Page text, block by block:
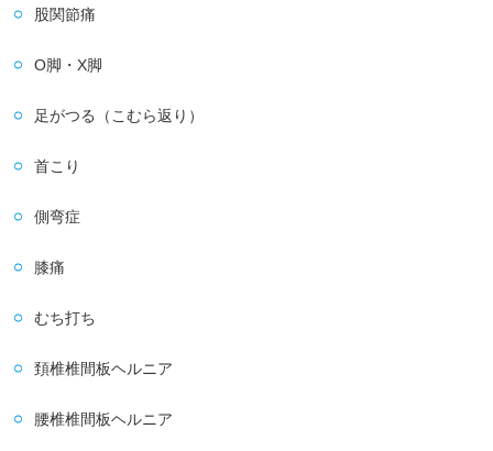
股関節痛
O脚・X脚
足がつる（こむら返り）
首こり
側弯症
膝痛
むち打ち
頚椎椎間板ヘルニア
腰椎椎間板ヘルニア